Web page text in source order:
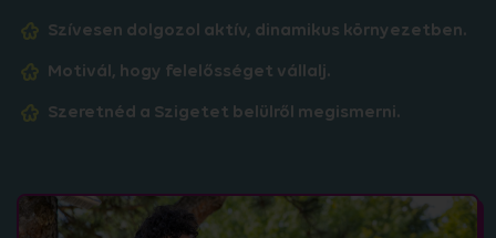
Szívesen dolgozol aktív, dinamikus környezetben.
Motivál, hogy felelősséget vállalj.
Szeretnéd a Szigetet belülről megismerni.